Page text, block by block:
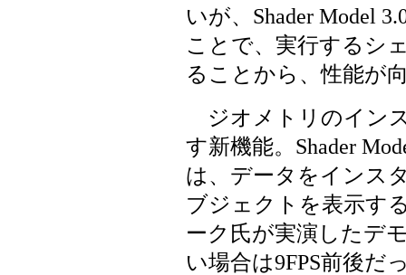
いが、Shader Model
ことで、実行するシ
ることから、性能が
ジオメトリのイン
す新機能。Shader
は、データをインス
ブジェクトを表示す
ーク氏が実演したデ
い場合は9FPS前後だ